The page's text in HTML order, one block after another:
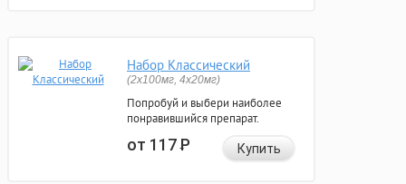
Набор Классический
(2x100мг, 4x20мг)
Попробуй и выбери наиболее
понравившийся препарат.
от 117Р Купить